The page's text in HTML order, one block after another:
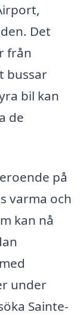
Det
från
bussar
bil kan
de
på
varma och
kan nå
under
Sainte-